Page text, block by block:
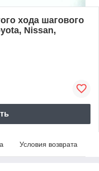
хода шагового
Nissan,
Условия возврата